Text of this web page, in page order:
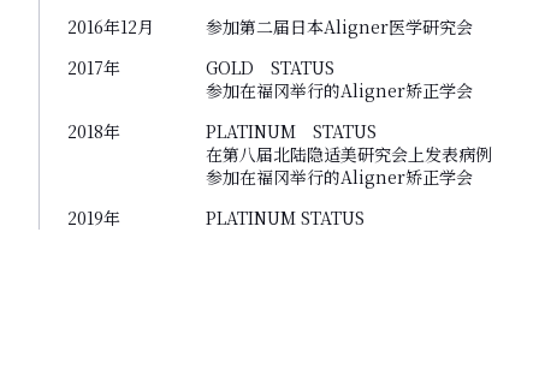
2016年12月
参加第二届日本Aligner医学研究会
2017年
GOLD STATUS
参加在福冈举行的Aligner矫正学会
2018年
PLATINUM STATUS
在第八届北陆隐适美研究会上发表病例
参加在福冈举行的Aligner矫正学会
2019年
PLATINUM STATUS